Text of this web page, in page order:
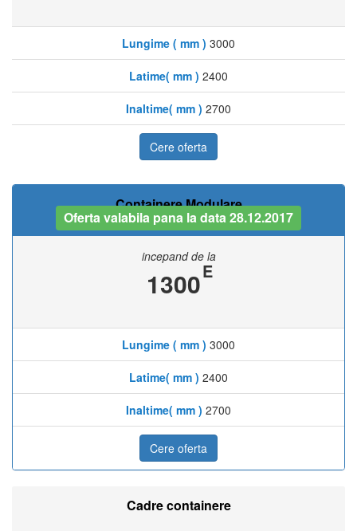
Lungime ( mm ) 3000
Latime( mm ) 2400
Inaltime( mm ) 2700
Cere oferta
Containere Modulare
Oferta valabila pana la data 28.12.2017
incepand de la
1300E
Lungime ( mm ) 3000
Latime( mm ) 2400
Inaltime( mm ) 2700
Cere oferta
Cadre containere